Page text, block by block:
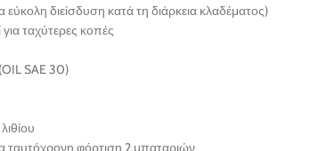
εύκολη διείσδυση κατά τη διάρκεια κλαδέματος)
ταχύτερες κοπές
SAE 30)
ταυτόχρονη φόρτιση 2 μπαταριών